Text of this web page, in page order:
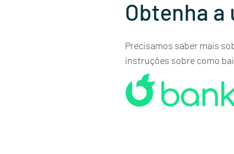
Obtenha
Precisamos saber mais
instruções sobre como